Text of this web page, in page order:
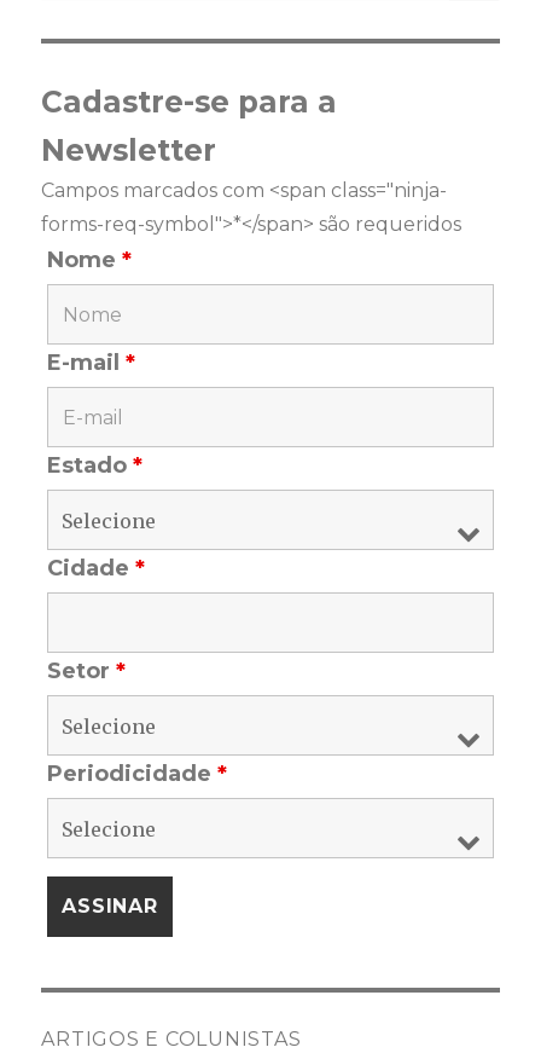
Cadastre-se para a
Newsletter
Campos marcados com <span class="ninja-
forms-req-symbol">*</span> são requeridos
Nome*
E-mail*
Estado*
Cidade*
Setor*
Periodicidade*
ARTIGOS E COLUNISTAS